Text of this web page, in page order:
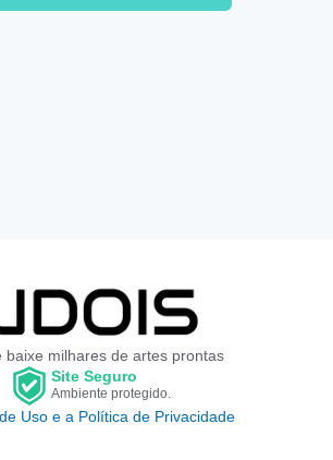
baixe milhares de artes prontas
Site Seguro
Ambiente protegido.
Uso e a Política de Privacidade